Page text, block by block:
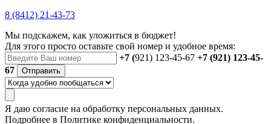
8 (8412) 21-43-73
Мы подскажем, как уложиться в бюджет!
Для этого просто оставьте свой номер и удобное время:
+7 (921) 123-45-67 +7 (921) 123-45-
67
Отправить
Я даю согласие на обработку персональных данных.
Подробнее в Политике конфиденциальности.